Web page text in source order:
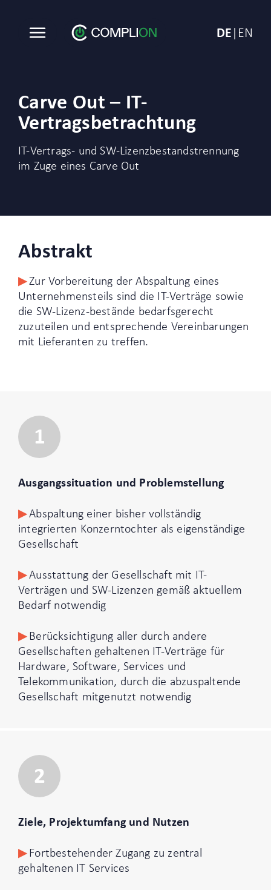
DE EN
Carve Out – IT-
Vertragsbetrachtung
IT-Vertrags- und SW-Lizenzbestandstrennung
im Zuge eines Carve Out
Abstrakt
Zur Vorbereitung der Abspaltung eines
Unternehmensteils sind die IT-Verträge sowie
die SW-Lizenz-bestände bedarfsgerecht
zuzuteilen und entsprechende Vereinbarungen
mit Lieferanten zu treffen.
1
Ausgangssituation und Problemstellung
Abspaltung einer bisher vollständig
integrierten Konzerntochter als eigenständige
Gesellschaft
Ausstattung der Gesellschaft mit IT-
Verträgen und SW-Lizenzen gemäß aktuellem
Bedarf notwendig
Berücksichtigung aller durch andere
Gesellschaften gehaltenen IT-Verträge für
Hardware, Software, Services und
Telekommunikation, durch die abzuspaltende
Gesellschaft mitgenutzt notwendig
2
Ziele, Projektumfang und Nutzen
Fortbestehender Zugang zu zentral
gehaltenen IT Services